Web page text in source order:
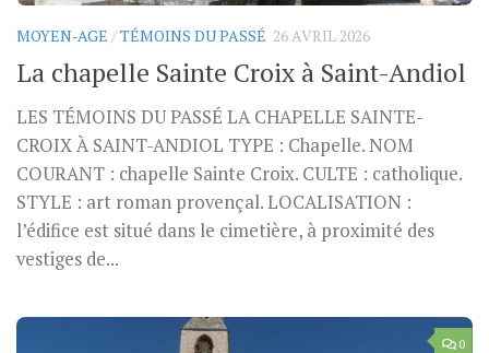
MOYEN-AGE /TÉMOINS DU PASSÉ 26 AVRIL 2026
La chapelle Sainte Croix à Saint-Andiol
LES TÉMOINS DU PASSÉ LA CHAPELLE SAINTE-
CROIX À SAINT-ANDIOL TYPE : Chapelle. NOM
COURANT : chapelle Sainte Croix. CULTE : catholique.
STYLE : art roman provençal. LOCALISATION :
l’édifice est situé dans le cimetière, à proximité des
vestiges de...
0